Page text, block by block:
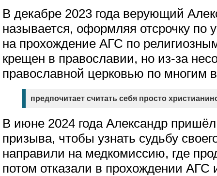
В декабре 2023 года верующий
называется, оформляя отсрочку по
на прохождение АГС по
крещен в православии, но из-за
православной церковью по многим
предпочитает считать себя просто
В июне 2024 года Александр
призыва, чтобы узнать судьбу
направили на медкомиссию, где
потом отказали в прохождении АГС